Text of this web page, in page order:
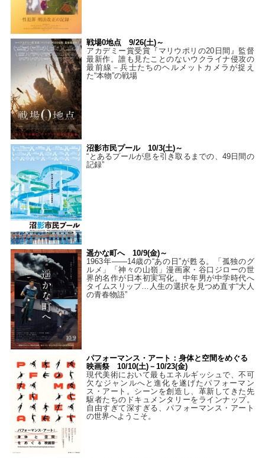
戦場0地点 9/26(土)～
アカデミー賞受賞『マリウポリの20日間』監督
最新作。誰も見たことのないウクライナ侵攻の
最前線－兵士たちのヘルメットカメラが捉え
た“本物”の戦場
沼影市民プール 10/3(土)～
“とあるプールが息を引き取るまでの、49日間の
記録”
遥かな町へ 10/9(金)～
1963年――14歳の“あの日”が甦る。「孤独のグ
ルメ」「神々の山嶺」漫画家・谷口ジローの世
界的名作が日本初実写化。中年男が中学時代へ
タイムスリップ…人生の選択を見つめ直す“大人
の青春物語”
パフォーマンス・アート：身体と空間をめぐる
映画祭 10/10(土)－10/23(金)
現代美術において最もエネルギッシュで、不可
欠なジャンルへと進化を遂げたパフォーマン
ス・アート。シーンを創造し、革新してきた先
駆者たちのドキュメンタリーをラインナップ。
自由すぎて深すぎる、パフォーマンス・アート
の世界へようこそ。